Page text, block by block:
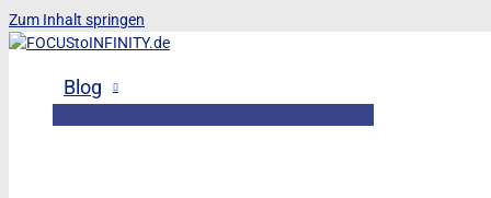
Zum Inhalt springen
Blog